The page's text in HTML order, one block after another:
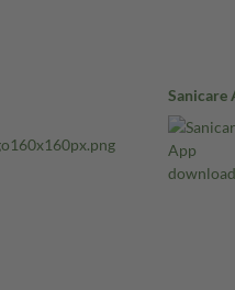
Sanicare